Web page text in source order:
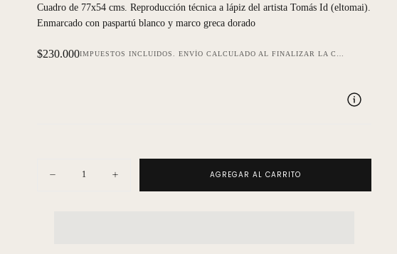
Cuadro de 77x54 cms. Reproducción técnica a lápiz del artista Tomás Id (eltomai).
Enmarcado con paspartú blanco y marco greca dorado
Precio
$230.000IMPUESTOS INCLUIDOS. ENVÍO CALCULADO AL FINALIZAR LA COMPRA.
Disminuir
Aumentar
cantidad
AGREGAR AL CARRITO